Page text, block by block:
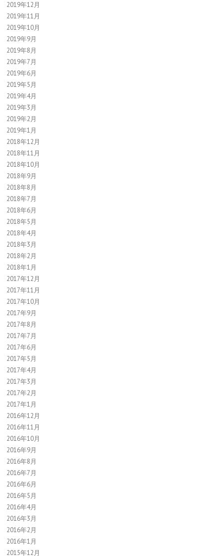
2019年12月
2019年11月
2019年10月
2019年9月
2019年8月
2019年7月
2019年6月
2019年5月
2019年4月
2019年3月
2019年2月
2019年1月
2018年12月
2018年11月
2018年10月
2018年9月
2018年8月
2018年7月
2018年6月
2018年5月
2018年4月
2018年3月
2018年2月
2018年1月
2017年12月
2017年11月
2017年10月
2017年9月
2017年8月
2017年7月
2017年6月
2017年5月
2017年4月
2017年3月
2017年2月
2017年1月
2016年12月
2016年11月
2016年10月
2016年9月
2016年8月
2016年7月
2016年6月
2016年5月
2016年4月
2016年3月
2016年2月
2016年1月
2015年12月